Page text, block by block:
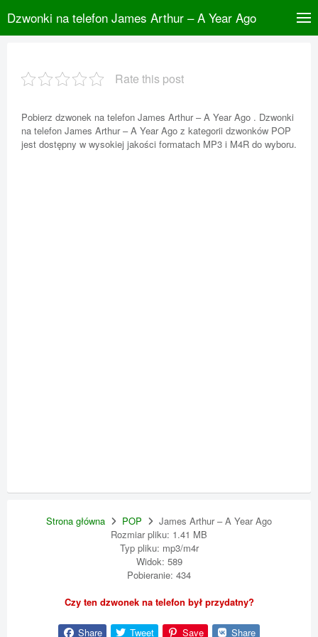
Dzwonki na telefon James Arthur – A Year Ago
Rate this post
Pobierz dzwonek na telefon James Arthur – A Year Ago . Dzwonki
na telefon James Arthur – A Year Ago z kategorii dzwonków POP
jest dostępny w wysokiej jakości formatach MP3 i M4R do wyboru.
Strona główna POP
James Arthur – A Year Ago
Rozmiar pliku: 1.41 MB
Typ pliku: mp3/m4r
Widok: 589
Pobieranie: 434
Czy ten dzwonek na telefon był przydatny?
Share Tweet Save Share